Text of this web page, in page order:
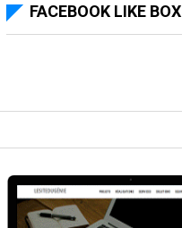
FACEBOOK LIKE BOX